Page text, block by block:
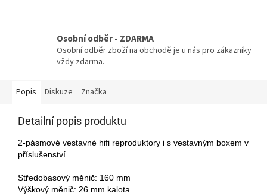
Osobní odběr - ZDARMA
Osobní odběr zboží na obchodě je u nás pro zákazníky
vždy zdarma.
Popis Diskuze Značka
Detailní popis produktu
2-pásmové vestavné hifi reproduktory i s vestavným boxem v
příslušenství
Středobasový měnič: 160 mm
Výškový měnič: 26 mm kalota